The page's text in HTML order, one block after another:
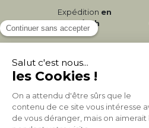
Expédition en
24/72h
À PROPOS DE MILIBOO
AIDE & CONTACT